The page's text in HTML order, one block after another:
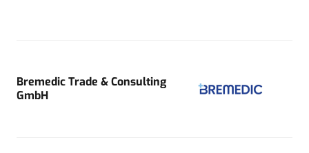
Bremedic Trade & Consulting
GmbH